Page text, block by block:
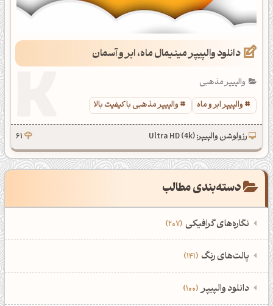
دانلود والپیپر مینیمال ماه، ابر و آسمان
والپیپر مذهبی
والپیپر ابر و ماه
والپیپر مذهبی با کیفیت بالا
رزولوشن والپیپر: Ultra HD (4k) 61
دسته‌بندی مطالب
نگاره‌های گرافیکی 207
‌همه دسته‌بندی‌های نگاره‌های گرافیکی
نمایش همه نگاره‌ها
‌پالت‌های رنگ 141
‌همه دسته‌بندی‌های پالت‌های رنگ
‌دانلود والپیپر 100